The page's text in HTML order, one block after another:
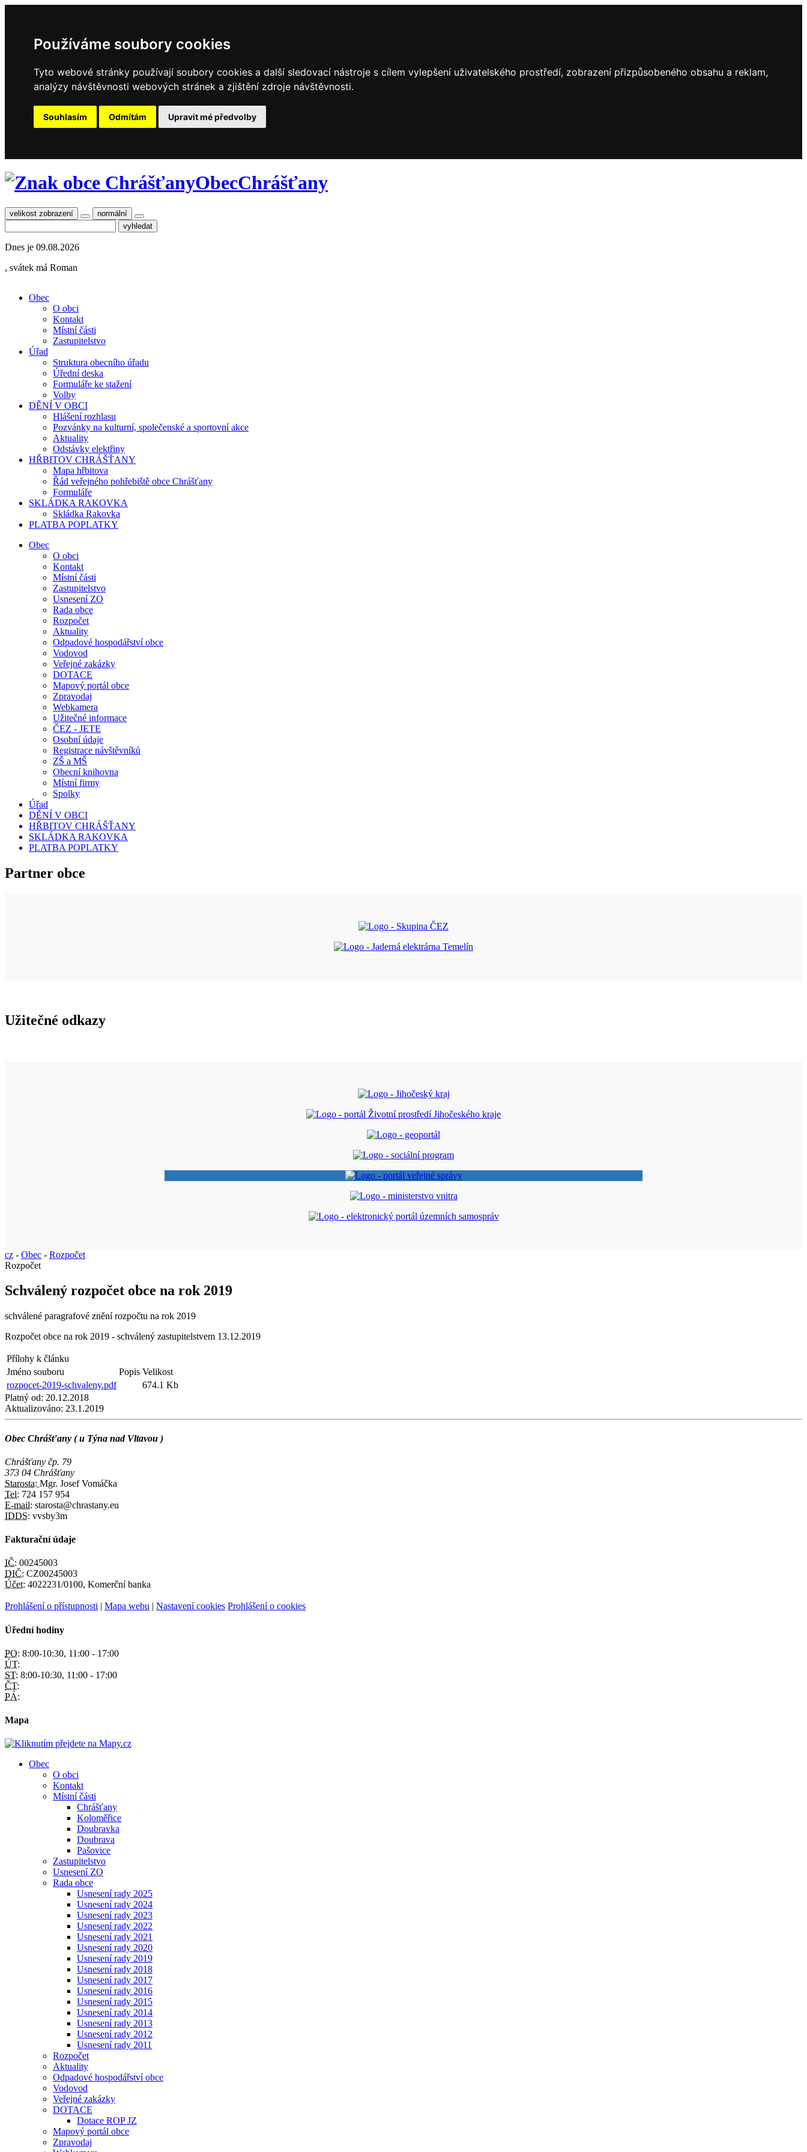
Používáme soubory cookies
Tyto webové stránky používají soubory cookies a další sledovací nástroje s cílem vylepšení uživatelského prostředí, zobrazení přizpůsobeného obsahu a reklam,
analýzy návštěvnosti webových stránek a zjištění zdroje návštěvnosti.
Souhlasím Odmítám Upravit mé předvolby
ObecChrášťany
velikost zobrazení normální
Dnes je 09.08.2026
, svátek má Roman
Obec
O obci
Kontakt
Místní části
Zastupitelstvo
Úřad
Struktura obecního úřadu
Úřední deska
Formuláře ke stažení
Volby
DĚNÍ V OBCI
Hlášení rozhlasu
Pozvánky na kulturní, společenské a sportovní akce
Aktuality
Odstávky elektřiny
HŘBITOV CHRÁŠŤANY
Mapa hřbitova
Řád veřejného pohřebiště obce Chrášťany
Formuláře
SKLÁDKA RAKOVKA
Skládka Rakovka
PLATBA POPLATKY
Obec
O obci
Kontakt
Místní části
Zastupitelstvo
Usnesení ZO
Rada obce
Rozpočet
Aktuality
Odpadové hospodářství obce
Vodovod
Veřejné zakázky
DOTACE
Mapový portál obce
Zpravodaj
Webkamera
Užitečné informace
ČEZ - JETE
Osobní údaje
Registrace návštěvníků
ZŠ a MŠ
Obecní knihovna
Místní firmy
Spolky
Úřad
DĚNÍ V OBCI
HŘBITOV CHRÁŠŤANY
SKLÁDKA RAKOVKA
PLATBA POPLATKY
Partner obce
Užitečné odkazy
cz - Obec - Rozpočet
Rozpočet
Schválený rozpočet obce na rok 2019
schválené paragrafové znění rozpočtu na rok 2019
Rozpočet obce na rok 2019 - schválený zastupitelstvem 13.12.2019
Přílohy k článku
Jméno souboru
Popis Velikost
rozpocet-2019-schvaleny.pdf
674.1 Kb
Platný od: 20.12.2018
Aktualizováno: 23.1.2019
Obec Chrášťany ( u Týna nad Vltavou )
Chrášťany čp. 79
373 04 Chrášťany
Starosta: Mgr. Josef Vomáčka
Tel: 724 157 954
E-mail: starosta@chrastany.eu
IDDS: vvsby3m
Fakturační údaje
IČ: 00245003
DIČ: CZ00245003
Účet: 4022231/0100, Komerční banka
Prohlášení o přístupnosti | Mapa webu | Nastavení cookies Prohlášení o cookies
Úřední hodiny
PO: 8:00-10:30, 11:00 - 17:00
ÚT:
ST: 8:00-10:30, 11:00 - 17:00
ČT:
PÁ:
Mapa
Obec
O obci
Kontakt
Místní části
Chrášťany
Koloměřice
Doubravka
Doubrava
Pašovice
Zastupitelstvo
Usnesení ZO
Rada obce
Usnesení rady 2025
Usnesení rady 2024
Usnesení rady 2023
Usnesení rady 2022
Usnesení rady 2021
Usnesení rady 2020
Usnesení rady 2019
Usnesení rady 2018
Usnesení rady 2017
Usnesení rady 2016
Usnesení rady 2015
Usnesení rady 2014
Usnesení rady 2013
Usnesení rady 2012
Usnesení rady 2011
Rozpočet
Aktuality
Odpadové hospodářství obce
Vodovod
Veřejné zakázky
DOTACE
Dotace ROP JZ
Mapový portál obce
Zpravodaj